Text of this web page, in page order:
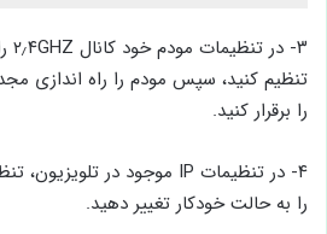
تنظیم کنید، سپس مودم را راه اندازی
را برقرار کنید.
را به حالت خودکار تغییر دهید.